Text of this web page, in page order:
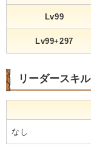
Lv99
Lv99+297
リーダースキル
なし